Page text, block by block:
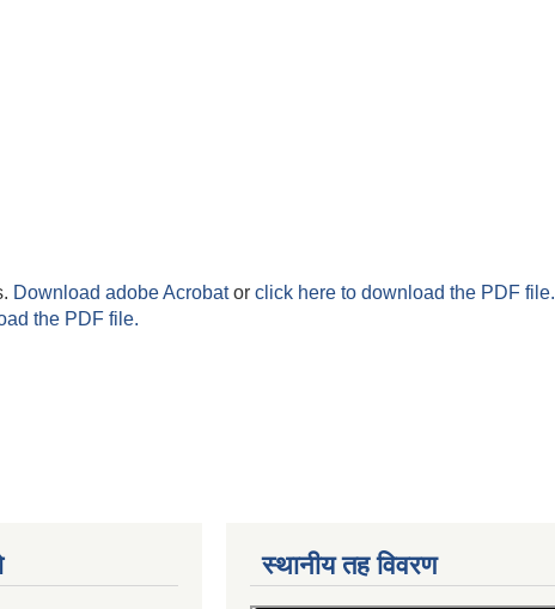
Download adobe Acrobator click here to download the PDF file.
the PDF file.
स्थानीय तह विवरण